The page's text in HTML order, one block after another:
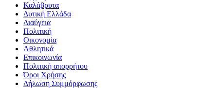
Καλάβρυτα
Δυτική Ελλάδα
Διαύγεια
Πολιτική
Οικονομία
Αθλητικά
Επικοινωνία
Πολιτική απορρήτου
Όροι Χρήσης
Δήλωση Συμμόρφωσης